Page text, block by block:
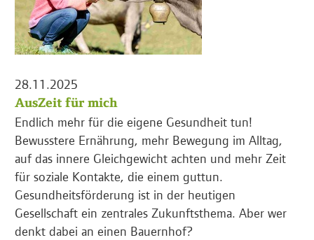
28.11.2025
AusZeit für mich
Endlich mehr für die eigene Gesundheit tun!
Bewusstere Ernährung, mehr Bewegung im Alltag,
auf das innere Gleichgewicht achten und mehr Zeit
für soziale Kontakte, die einem guttun.
Gesundheitsförderung ist in der heutigen
Gesellschaft ein zentrales Zukunftsthema. Aber wer
denkt dabei an einen Bauernhof?